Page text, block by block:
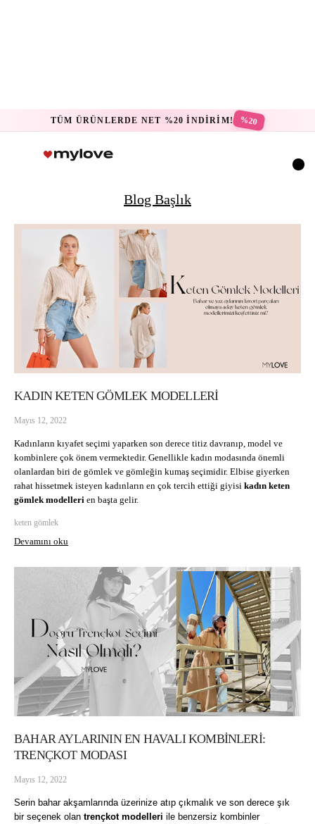
TÜM ÜRÜNLERDE NET %20 İNDİRİM! %20
Blog Başlık
KADIN KETEN GÖMLEK MODELLERİ
Mayıs 12, 2022
Kadınların kıyafet seçimi yaparken son derece titiz davranıp, model ve
kombinlere çok önem vermektedir. Genellikle kadın modasında önemli
olanlardan biri de gömlek ve gömleğin kumaş seçimidir. Elbise giyerken
rahat hissetmek isteyen kadınların en çok tercih ettiği giyisi kadın keten
gömlek modelleri en başta gelir.
keten gömlek
Devamını oku
BAHAR AYLARININ EN HAVALI KOMBİNLERİ:
TRENÇKOT MODASI
Mayıs 12, 2022
Serin bahar akşamlarında üzerinize atıp çıkmalık ve son derece şık
bir seçenek olan trençkot modelleri ile benzersiz kombinler